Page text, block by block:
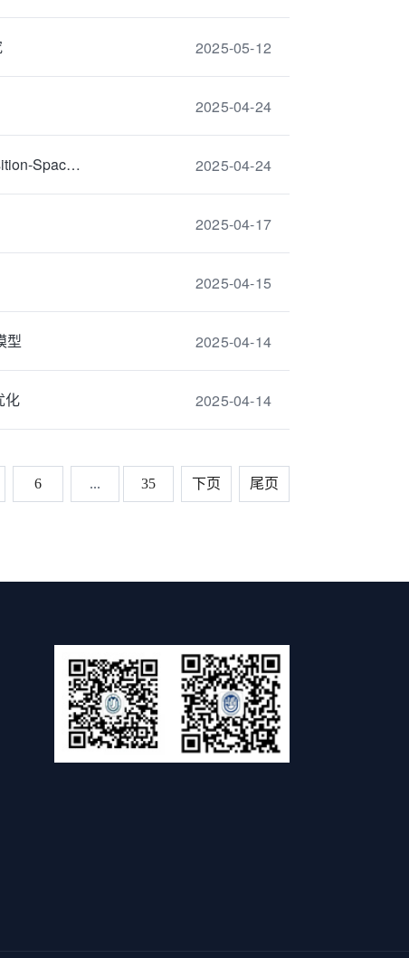
2025-05-12
2025-04-24
4月29日：Chemical Bonding Analysis in Intermetallic Compounds: A Position-Space Approac... 2025-04-24
2025-04-17
2025-04-15
型 2025-04-14
化 2025-04-14
6 ... 35 下页 尾页